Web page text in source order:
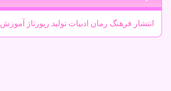
انتشار فرهنگ رمان ادبیات تولید رپورتاژ آموزش